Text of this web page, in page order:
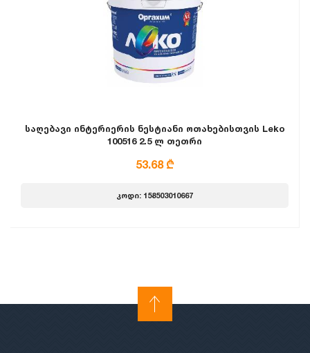
საღებავი ინტერიერის ნესტიანი ოთახებისთვის Leko
100516 2.5 ლ თეთრი
53.68 ₾
კოდი: 158503010667